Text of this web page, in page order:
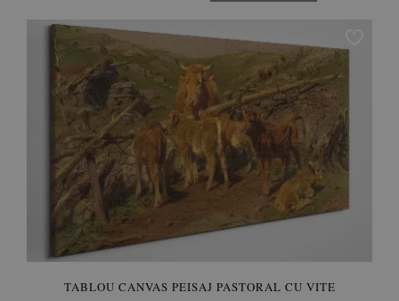
TABLOU CANVAS PEISAJ PASTORAL CU VITE